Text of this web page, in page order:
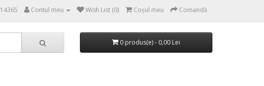
Contul meu Wish List (0) Coşul meu Comandă
0 produs(e) - 0,00 Lei